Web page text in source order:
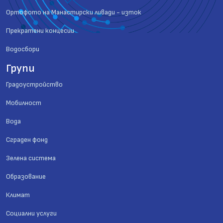
Ортофото на Манастирски ливади - изток
Прекратени концесии
Водосбори
Групи
Градоустройство
Мобилност
Вода
Сграден фонд
Зелена система
Образование
Климат
Социални услуги